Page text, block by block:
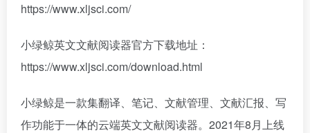
https://www.xljsci.com/
小绿鲸英文文献阅读器官方下载地址：
https://www.xljsci.com/download.html
小绿鲸是一款集翻译、笔记、文献管理、文献汇报、写
作功能于一体的云端英文文献阅读器。2021年8月上线